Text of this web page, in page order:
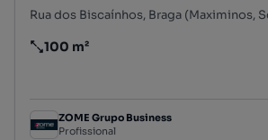
Preço por metro quadrado
100 m²
ZOME Grupo Business
Profissional